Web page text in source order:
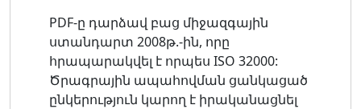
PDF-ը դարձավ բաց միջազգային
ստանդարտ 2008թ.-ին, որը
հրապարակվել է որպես ISO 32000:
Ծրագրային ապահովման ցանկացած
ընկերություն կարող է իրականացնել